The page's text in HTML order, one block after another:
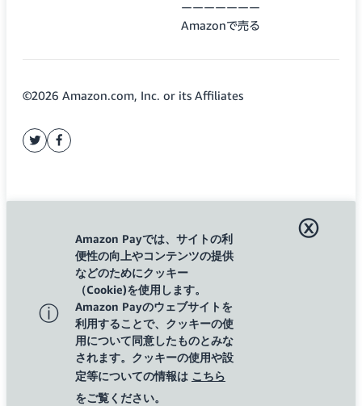
ーーーーーーー
Amazonで売る
©2026 Amazon.com, Inc. or its Affiliates
twitterfacebook
ⓘ
Amazon Payでは、サイトの利
便性の向上やコンテンツの提供
などのためにクッキー
（Cookie)を使用します。
Amazon Payのウェブサイトを
利用することで、クッキーの使
用について同意したものとみな
されます。クッキーの使用や設
定等についての情報は こちら
をご覧ください。
ⓧ